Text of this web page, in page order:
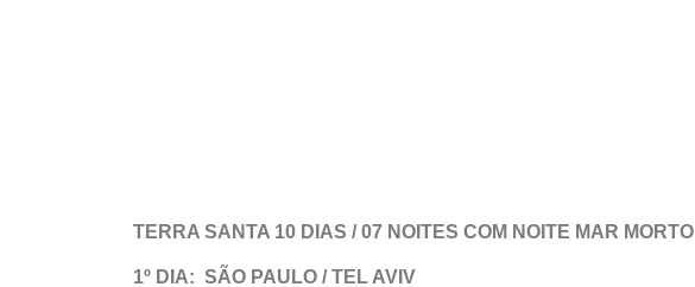
TERRA SANTA 10 DIAS / 07 NOITES COM NOITE MAR MORTO
1º DIA: SÃO PAULO / TEL AVIV